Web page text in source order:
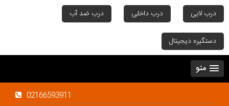
درب لابی درب داخلی درب ضد آب
دستگیره دیجیتال
منو
02166593911